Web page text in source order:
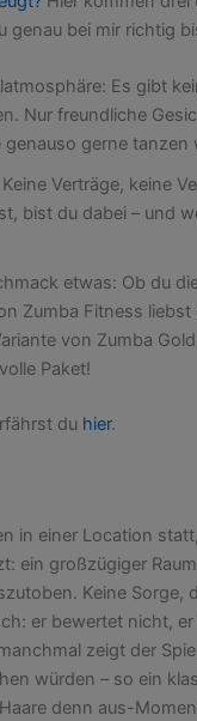
genau bei mir richtig
Es gibt
Nur freundliche
gerne tanzen
Verträge, keine
bist du dabei – und
etwas: Ob du
Zumba Fitness
von Zumba
Paket!
du hier.
in einer Location
ein großzügiger
Keine Sorge,
er bewertet nicht,
zeigt der
würden – so ein
denn aus-